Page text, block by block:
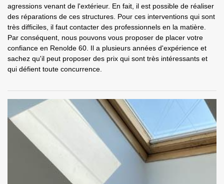
agressions venant de l'extérieur. En fait, il est possible de réaliser
des réparations de ces structures. Pour ces interventions qui sont
très difficiles, il faut contacter des professionnels en la matière.
Par conséquent, nous pouvons vous proposer de placer votre
confiance en Renolde 60. Il a plusieurs années d'expérience et
sachez qu'il peut proposer des prix qui sont très intéressants et
qui défient toute concurrence.